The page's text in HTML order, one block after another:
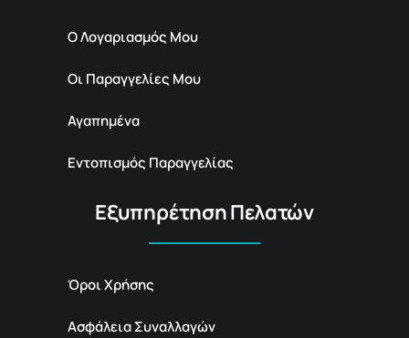
Ο Λογαριασμός Μου
Οι Παραγγελίες Μου
Αγαπημένα
Εντοπισμός Παραγγελίας
Εξυπηρέτηση Πελατών
Όροι Χρήσης
Ασφάλεια Συναλλαγών